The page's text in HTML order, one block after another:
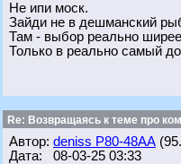
Не ипи моск.
Зайди не в дешманский
Там - выбор реально
Только в реально самый
Re: Возвращаясь к теме про
Автор: deniss Р80-48АА
Дата: 08-03-25 03:33